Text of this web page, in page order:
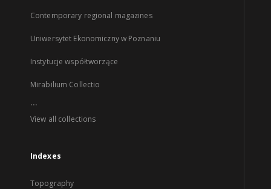
Contemporary regional magazines
Uniwersytet Ekonomiczny w Poznaniu
Instytucje współtworzące
Mirabilium Collectio
...
View all collections
Indexes
Topography